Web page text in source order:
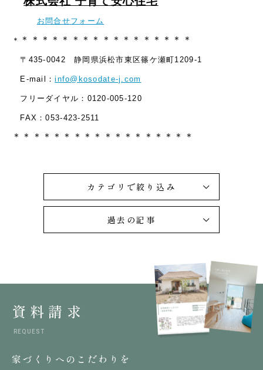
お問合せフォーム
＊ ＊＊＊＊＊＊＊＊＊＊＊＊＊＊＊＊＊
〒435-0042 静岡県浜松市東区篠ケ瀬町1209-1
E-mail：info@kosodate-j.com
フリーダイヤル：0120-005-120
FAX：053-423-2511
＊＊＊＊＊＊＊＊＊＊＊＊＊＊＊＊＊＊
カテゴリで絞り込み
過去の記事
資料請求
REQUEST
家づくりへのこだわりを